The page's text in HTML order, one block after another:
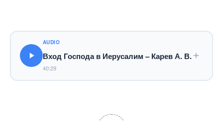
AUDIO
Вход Господа в Иерусалим – Карев А. В.
40:29